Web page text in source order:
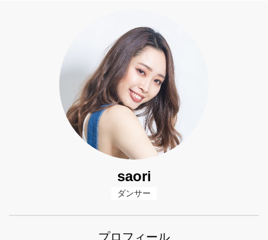
saori
ダンサー
プロフィール